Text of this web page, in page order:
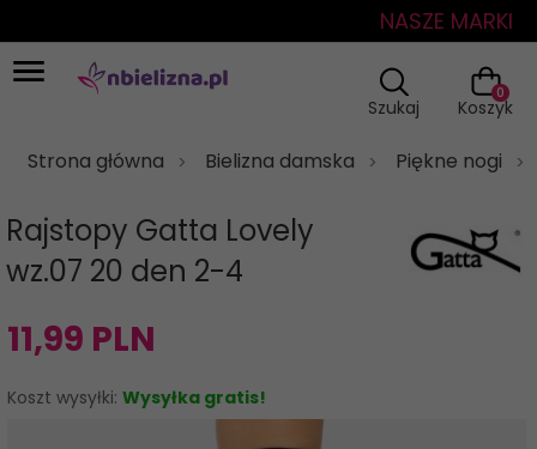
NASZE MARKI
Szukaj Koszyk
0
Strona główna Bielizna damska Piękne nogi
Rajstopy Gatta Lovely
wz.07 20 den 2-4
11,99 PLN
Koszt wysyłki: Wysyłka gratis!